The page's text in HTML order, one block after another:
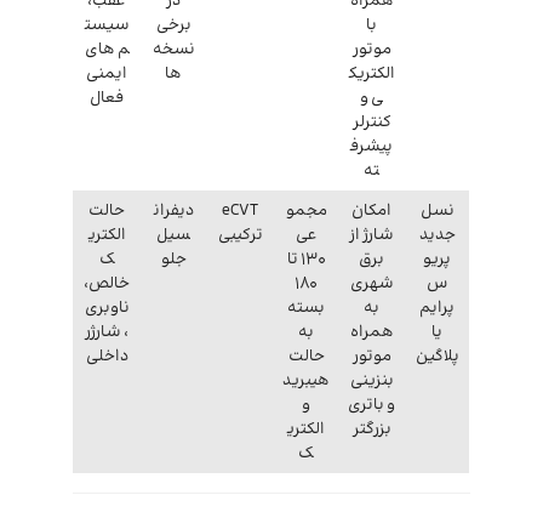
با
موتور
الکتریک
ی و
کنترلر
پیشرف
ته
برخی
نسخه
ها
سیست
م های
ایمنی
فعال
نسل
جدید
پریو
س
پرایم
یا
پلاگین
امکان
شارژ از
برق
شهری
به
همراه
موتور
بنزینی
و باتری
بزرگتر
مجمو
عی
۱۳۰ تا
۱۸۰
بسته
به
حالت
هیبرید
و
الکتری
ک
eCVT
ترکیبی
دیفران
سیل
جلو
حالت
الکتری
ک
خالص،
ناوبری
، شارژر
داخلی